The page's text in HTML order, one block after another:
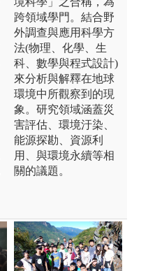
跨領域學門。結合野
外調查與應用科學方
法(物理、化學、生
科、數學與程式設計)
來分析與解釋在地球
環境中所觀察到的現
象。研究領域涵蓋災
害評估、環境汙染、
能源探勘、資源利
用、與環境永續等相
關的議題。